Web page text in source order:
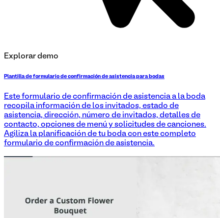
Explorar demo
Plantilla de formulario de confirmación de asistencia para bodas
Este formulario de confirmación de asistencia a la boda
recopila información de los invitados, estado de
asistencia, dirección, número de invitados, detalles de
contacto, opciones de menú y solicitudes de canciones.
Agiliza la planificación de tu boda con este completo
formulario de confirmación de asistencia.